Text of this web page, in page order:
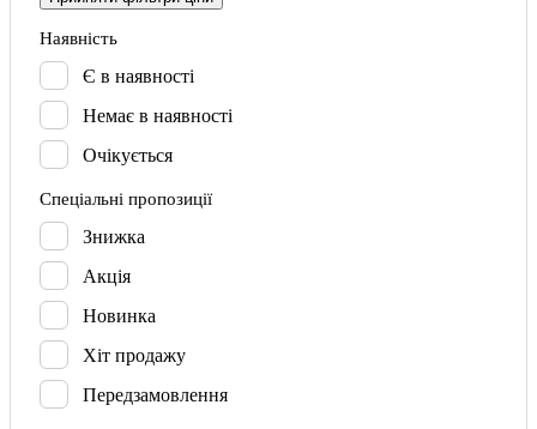
Наявність
Є в наявності
Немає в наявності
Очікується
Спецiальнi пропозицiї
Знижка
Акція
Новинка
Хіт продажу
Передзамовлення